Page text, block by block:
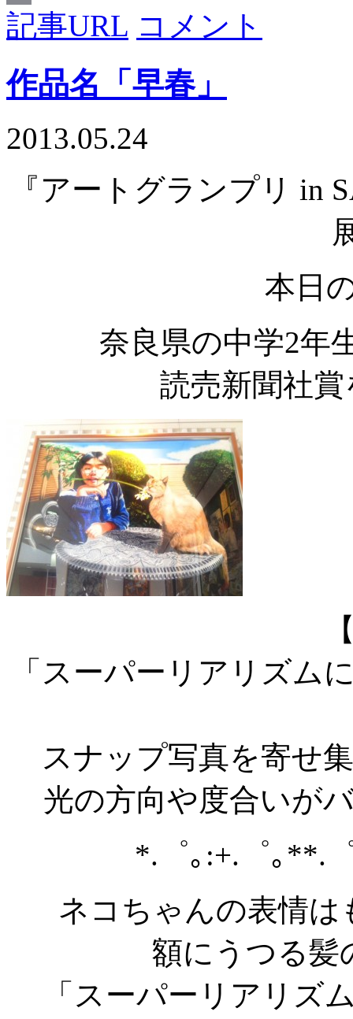
Email
記事URL コメント
作品名「早春」
2013.05.24
『アートグランプリ in
本日
奈良県の中学2年
読売新聞社
「スーパーリアリズム
スナップ写真を寄せ
光の方向や度合いが
*.゜｡:+.゜｡**.
ネコちゃんの表情
額にうつる髪
「スーパーリアリズ